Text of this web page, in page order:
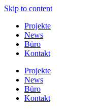
Skip to content
Projekte
News
Büro
Kontakt
Projekte
News
Büro
Kontakt